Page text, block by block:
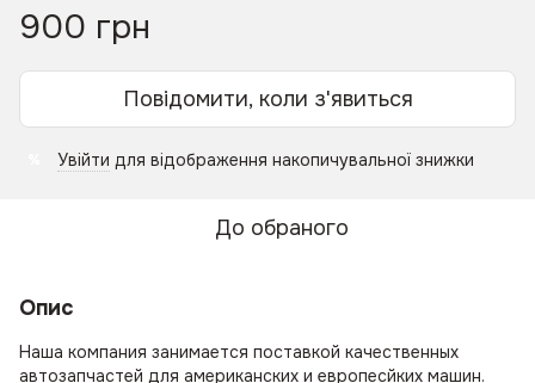
900 грн
Повідомити, коли з'явиться
Увійти для відображення накопичувальної знижки
До обраного
Опис
Наша компания занимается поставкой качественных
автозапчастей для американских и европесйких машин.